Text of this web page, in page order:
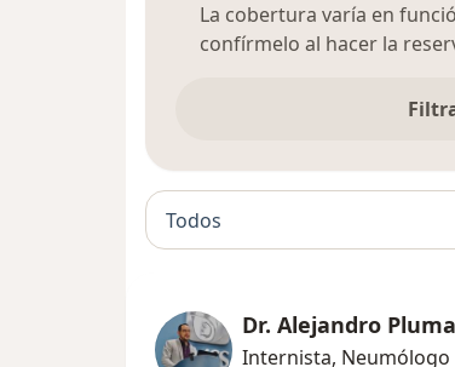
La cobertura varía en
confírmelo al hacer la
Todos
Dr. Alejandro Pluma
Internista, Neumólogo